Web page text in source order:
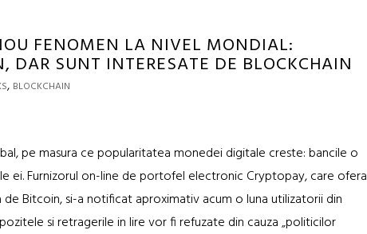
FENOMEN LA NIVEL MONDIAL:
DAR SUNT INTERESATE DE BLOCKCHAIN
, BLOCKCHAIN
pe masura ce popularitatea monedei digitale creste: bancile o
ei. Furnizorul on-line de portofel electronic Cryptopay, care ofera
de Bitcoin, si-a notificat aproximativ acum o luna utilizatorii din
si retragerile in lire vor fi refuzate din cauza „politicilor